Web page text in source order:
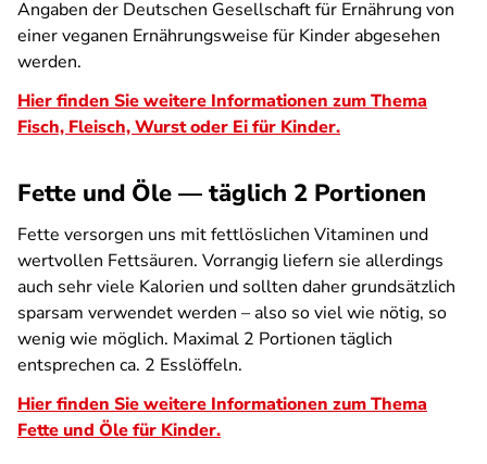
Angaben der Deutschen Gesellschaft für Ernährung von
einer veganen Ernährungsweise für Kinder abgesehen
werden.
Hier finden Sie weitere Informationen zum Thema
Fisch, Fleisch, Wurst oder Ei für Kinder.
Fette und Öle — täglich 2 Portionen
Fette versorgen uns mit fettlöslichen Vitaminen und
wertvollen Fettsäuren. Vorrangig liefern sie allerdings
auch sehr viele Kalorien und sollten daher grundsätzlich
sparsam verwendet werden – also so viel wie nötig, so
wenig wie möglich. Maximal 2 Portionen täglich
entsprechen ca. 2 Esslöffeln.
Hier finden Sie weitere Informationen zum Thema
Fette und Öle für Kinder.